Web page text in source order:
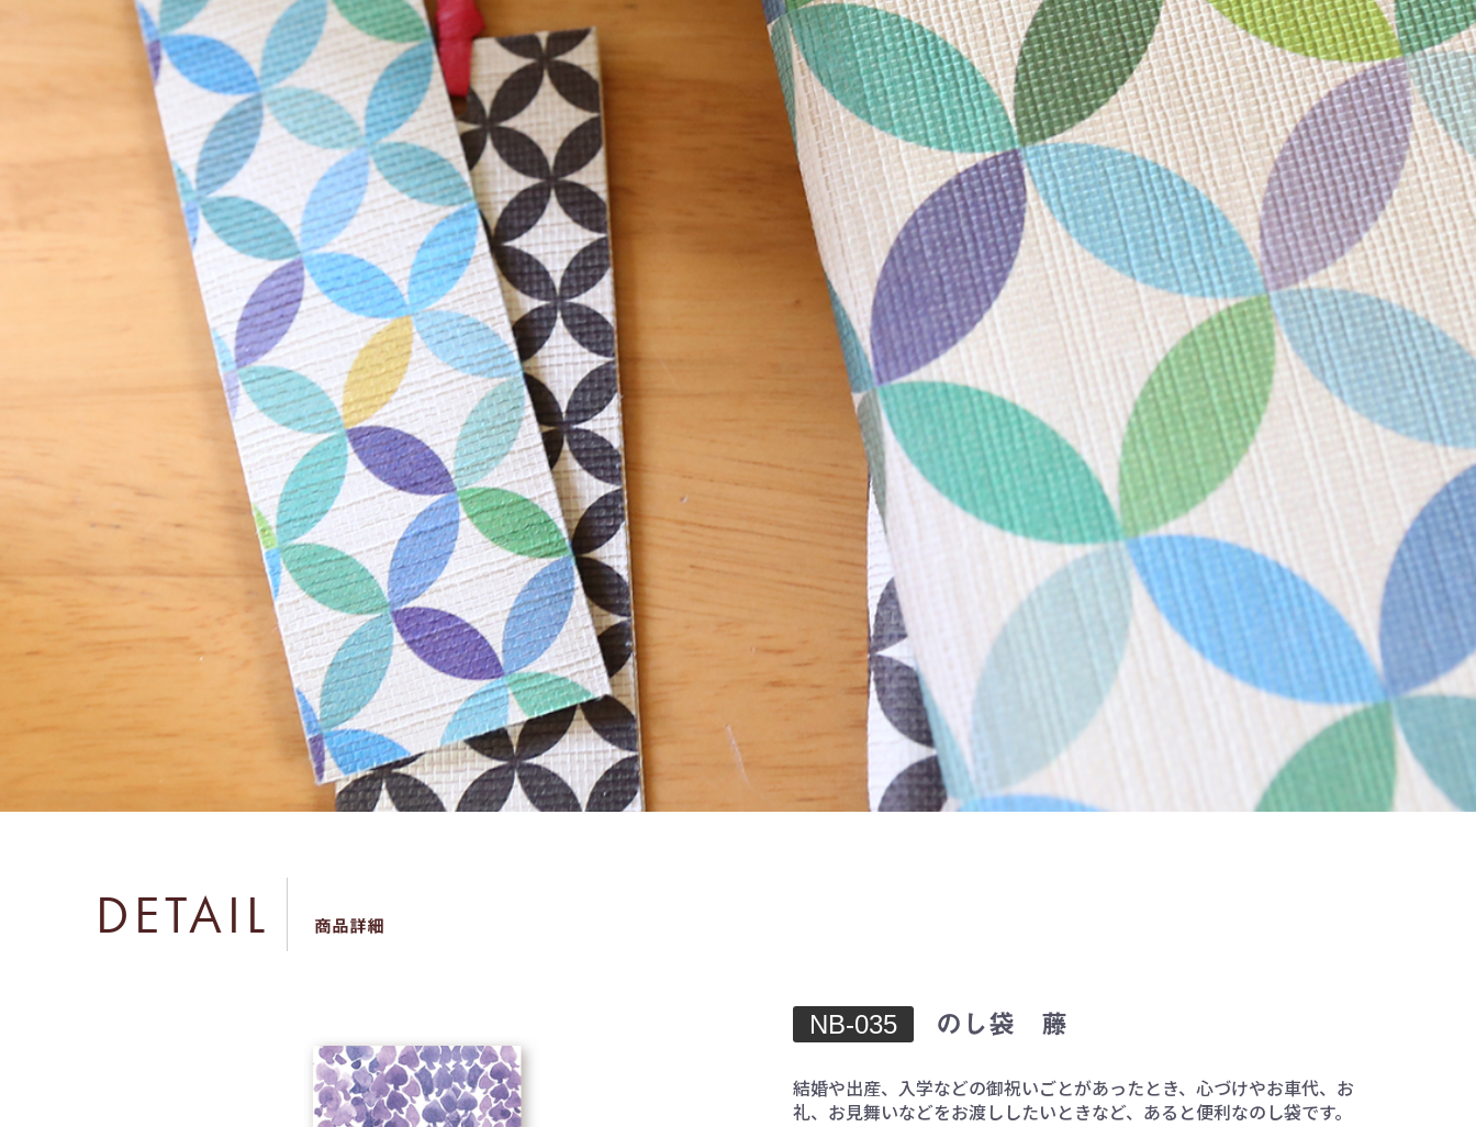
DETAIL 商品詳細
NB-035 のし袋 藤
結婚や出産、入学などの御祝いごとがあったとき、心づけやお車代、お
礼、お見舞いなどをお渡ししたいときなど、あると便利なのし袋です。